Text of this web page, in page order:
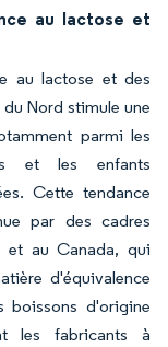
au lactose et
au lactose et des
Nord stimule une
parmi les
et les enfants
Cette tendance
par des cadres
et au Canada, qui
d'équivalence
boissons d'origine
les fabricants à